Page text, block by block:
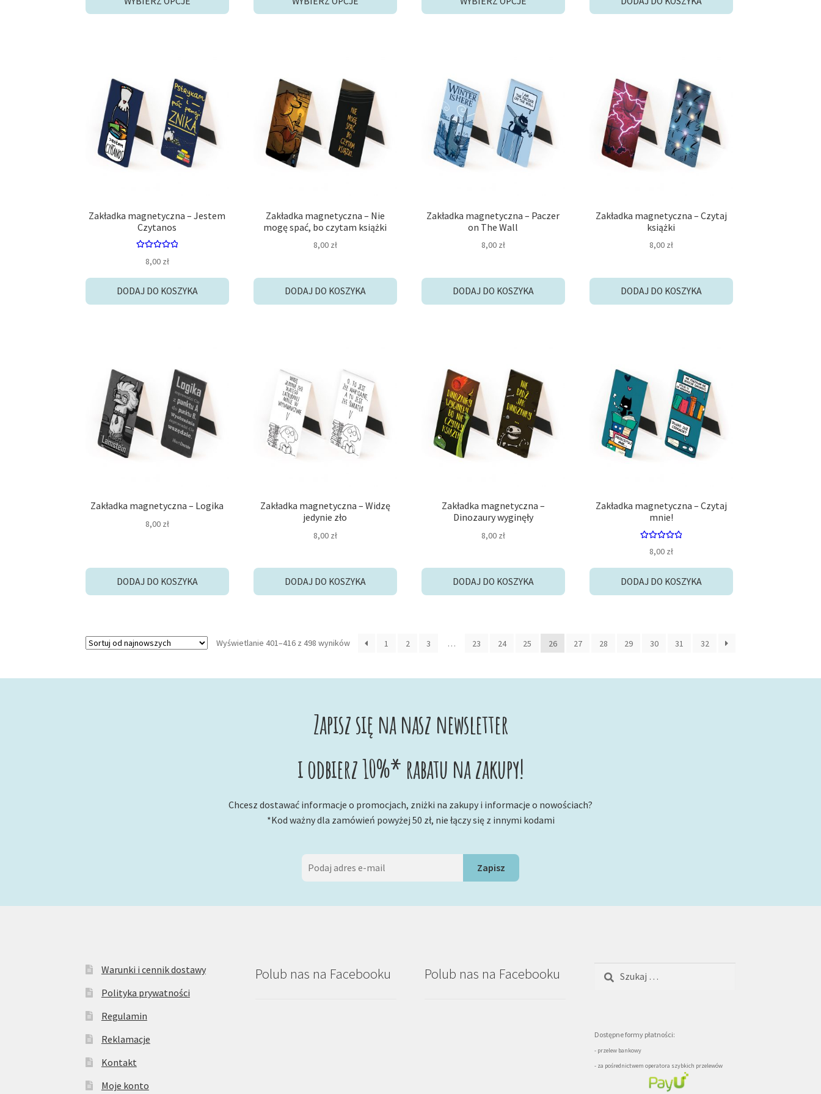
24,00 zł. 21,00 zł.
30,90 zł. 29,00 zł.
Zakładka magnetyczna – Jestem
Czytanos
5.00 na 5
8,00 zł
DODAJ DO KOSZYKA
Zakładka magnetyczna – Nie
mogę spać, bo czytam książki
8,00 zł
DODAJ DO KOSZYKA
Zakładka magnetyczna – Paczer
on The Wall
8,00 zł
DODAJ DO KOSZYKA
Zakładka magnetyczna – Czytaj
książki
8,00 zł
DODAJ DO KOSZYKA
Zakładka magnetyczna – Logika
8,00 zł
DODAJ DO KOSZYKA
Zakładka magnetyczna – Widzę
jedynie zło
8,00 zł
DODAJ DO KOSZYKA
Zakładka magnetyczna –
Dinozaury wyginęły
8,00 zł
DODAJ DO KOSZYKA
Zakładka magnetyczna – Czytaj
mnie!
5.00
8,00 zł
DODAJ DO KOSZYKA
Wyświetlanie 401–416 z 498 wynikówPosortowane
1 2 3 … 23 24 25 26 27 28 29 30 31 32
Zapisz się na nasz newsletter
i odbierz 10%* rabatu na zakupy!
Chcesz dostawać informacje o promocjach, zniżki na zakupy i informacje o nowościach?
*Kod ważny dla zamówień powyżej 50 zł, nie łączy się z innymi kodami
Warunki i cennik dostawy
Polityka prywatności
Regulamin
Reklamacje
Kontakt
Moje konto
Polub nas na Facebooku Polub nas na Facebooku Szukaj:
Dostępne formy płatności:
- przelew bankowy
- za pośrednictwem operatora szybkich przelewów